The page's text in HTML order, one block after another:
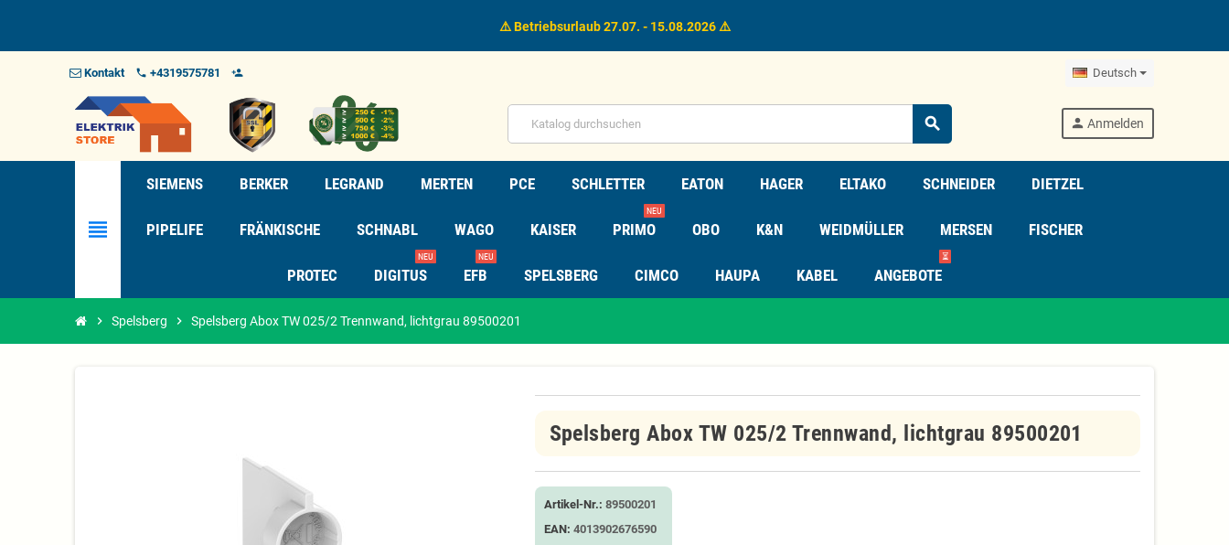
⚠️ Betriebsurlaub 27.07. - 15.08.2026 ⚠️
Kontakt phone +4319575781 person_add_alt_1 Deutsch
search person Anmelden
view_headline
SIEMENS BERKER LEGRAND MERTEN PCE SCHLETTER EATON HAGER ELTAKO SCHNEIDER DIETZEL
PIPELIFE FRÄNKISCHE SCHNABL WAGO KAISER PRIMO
NEU
OBO K&N WEIDMÜLLER MERSEN FISCHER
PROTEC DIGITUS
NEU
EFB
NEU
SPELSBERG CIMCO HAUPA KABEL ANGEBOTE
⏳
chevron_right Spelsberg chevron_right Spelsberg Abox TW 025/2 Trennwand, lichtgrau 89500201
Spelsberg Abox TW 025/2 Trennwand, lichtgrau 89500201
Artikel-Nr.: 89500201
EAN: 4013902676590